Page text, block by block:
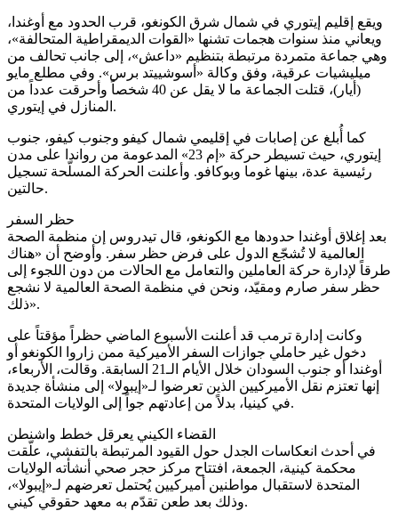
ويقع إقليم إيتوري في شمال شرق الكونغو، قرب الحدود مع أوغندا،
ويعاني منذ سنوات هجمات تشنها «القوات الديمقراطية المتحالفة»،
وهي جماعة متمردة مرتبطة بتنظيم «داعش»، إلى جانب تحالف من
ميليشيات عرقية، وفق وكالة «أسوشييتد برس». وفي مطلع مايو
(أيار)، قتلت الجماعة ما لا يقل عن 40 شخصاً وأحرقت عدداً من
المنازل في إيتوري.
كما أُبلغ عن إصابات في إقليمي شمال كيفو وجنوب كيفو، جنوب
إيتوري، حيث تسيطر حركة «إم 23» المدعومة من رواندا على مدن
رئيسية عدة، بينها غوما وبوكافو. وأعلنت الحركة المسلّحة تسجيل
حالتين.
حظر السفر
بعد إغلاق أوغندا حدودها مع الكونغو، قال تيدروس إن منظمة الصحة
العالمية لا تُشجّع الدول على فرض حظر سفر. وأوضح أن «هناك
طرقاً لإدارة حركة العاملين والتعامل مع الحالات من دون اللجوء إلى
حظر سفر صارم ومقيّد، ونحن في منظمة الصحة العالمية لا نشجع
ذلك».
وكانت إدارة ترمب قد أعلنت الأسبوع الماضي حظراً مؤقتاً على
دخول غير حاملي جوازات السفر الأميركية ممن زاروا الكونغو أو
أوغندا أو جنوب السودان خلال الأيام الـ21 السابقة. وقالت، الأربعاء،
إنها تعتزم نقل الأميركيين الذين تعرضوا لـ«إيبولا» إلى منشأة جديدة
في كينيا، بدلاً من إعادتهم جواً إلى الولايات المتحدة.
القضاء الكيني يعرقل خطط واشنطن
في أحدث انعكاسات الجدل حول القيود المرتبطة بالتفشي، علّقت
محكمة كينية، الجمعة، افتتاح مركز حجر صحي أنشأته الولايات
المتحدة لاستقبال مواطنين أميركيين يُحتمل تعرضهم لـ«إيبولا»،
وذلك بعد طعن تقدّم به معهد حقوقي كيني.